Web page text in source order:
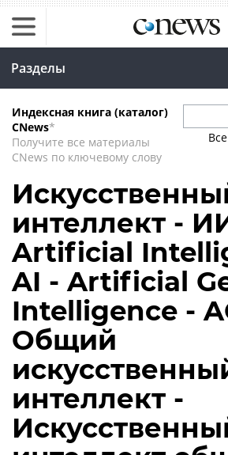
Разделы
Индексная книга (каталог)
CNews*
Получите все материалы
CNews по ключевому слову
интеллект -
Artificial
AI - Artificial
Intelligence -
Общий
интеллект -